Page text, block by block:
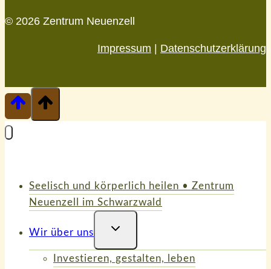
© 2026 Zentrum Neuenzell
Impressum Datenschutzerklärung
Seelisch und körperlich heilen • Zentrum
Neuenzell im Schwarzwald
Wir über uns
Untermenü
Investieren, gestalten, leben